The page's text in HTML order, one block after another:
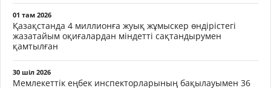
01 там 2026
Қазақстанда 4 миллионға жуық жұмыскер өндірістегі
жазатайым оқиғалардан міндетті сақтандырумен
қамтылған
30 шіл 2026
Мемлекеттік еңбек инспекторларының бақылауымен 36